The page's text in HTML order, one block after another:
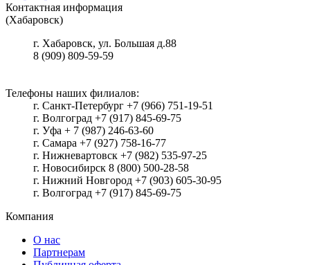
Контактная информация
(Хабаровск)
г. Хабаровск, ул. Большая д.88
8 (909) 809-59-59
Телефоны наших филиалов:
г. Санкт-Петербург +7 (966) 751-19-51
г. Волгоград +7 (917) 845-69-75
г. Уфа + 7 (987) 246-63-60
г. Самара +7 (927) 758-16-77
г. Нижневартовск +7 (982) 535-97-25
г. Новосибирск 8 (800) 500-28-58
г. Нижний Новгород +7 (903) 605-30-95
г. Волгоград +7 (917) 845-69-75
Компания
О нас
Партнерам